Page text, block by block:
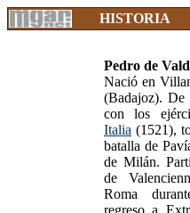
HISTORIA
Pedro de
Nació en
(Badajoz).
con los
Italia (1521),
batalla de
de Milán.
de
Roma
regreso a